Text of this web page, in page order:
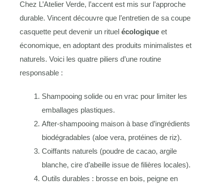
Chez L’Atelier Verde, l’accent est mis sur l’approche
durable. Vincent découvre que l’entretien de sa coupe
casquette peut devenir un rituel écologique et
économique, en adoptant des produits minimalistes et
naturels. Voici les quatre piliers d’une routine
responsable :
Shampooing solide ou en vrac pour limiter les
emballages plastiques.
After-shampooing maison à base d’ingrédients
biodégradables (aloe vera, protéines de riz).
Coiffants naturels (poudre de cacao, argile
blanche, cire d’abeille issue de filières locales).
Outils durables : brosse en bois, peigne en